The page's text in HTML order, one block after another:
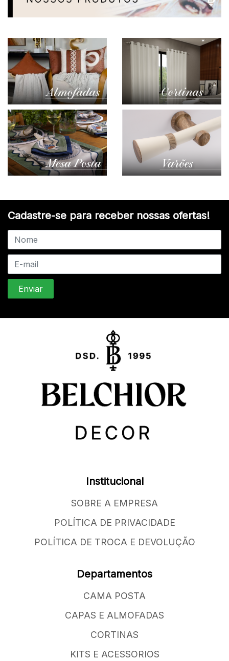
Cadastre-se para receber nossas ofertas!
Institucional
SOBRE A EMPRESA
POLÍTICA DE PRIVACIDADE
POLÍTICA DE TROCA E DEVOLUÇÃO
Departamentos
CAMA POSTA
CAPAS E ALMOFADAS
CORTINAS
KITS E ACESSORIOS